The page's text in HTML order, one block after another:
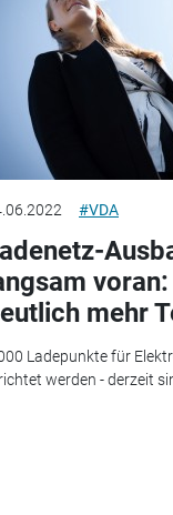
#VDA
mehr
Ladepunkte für
werden - derzeit